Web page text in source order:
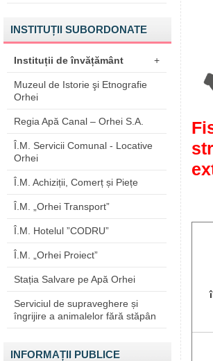
INSTITUȚII SUBORDONATE
Instituții de învățământ +
Muzeul de Istorie şi Etnografie
Orhei
Regia Apă Canal – Orhei S.A.
Î.M. Servicii Comunal - Locative
Orhei
Î.M. Achiziții, Comerț și Piețe
Î.M. „Orhei Transport”
Î.M. Hotelul ”CODRU”
Î.M. „Orhei Proiect”
Stația Salvare pe Apă Orhei
Serviciul de supraveghere și
îngrijire a animalelor fără stăpân
INFORMAȚII PUBLICE